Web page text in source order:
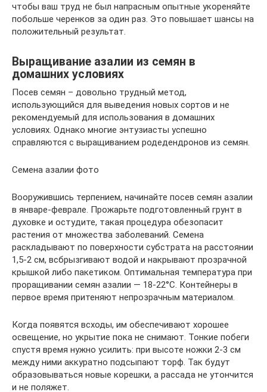
чтобы ваш труд не был напрасным опытные укореняйте
побольше черенков за один раз. Это повышает шансы на
положительный результат.
Выращивание азалии из семян в
домашних условиях
Посев семян – довольно трудный метод,
использующийся для выведения новых сортов и не
рекомендуемый для использования в домашних
условиях. Однако многие энтузиасты успешно
справляются с выращиванием родедендронов из семян.
Семена азалии фото
Вооружившись терпением, начинайте посев семян азалии
в январе-феврале. Прожарьте подготовленный грунт в
духовке и остудите, такая процедура обезопасит
растения от множества заболеваний. Семена
раскладывают по поверхности субстрата на расстоянии
1,5-2 см, всбрызгивают водой и накрывают прозрачной
крышкой либо пакетиком. Оптимальная температура при
проращивании семян азалии — 18-22°С. Контейнеры в
первое время притеняют непрозрачным материалом.
Когда появятся всходы, им обеспечивают хорошее
освещение, но укрытие пока не снимают. Тонкие побеги
спустя время нужно усилить: при высоте ножки 2-3 см
между ними аккуратно подсыпают торф. Так будут
образовываться новые корешки, а рассада не утончится
и не поляжет.